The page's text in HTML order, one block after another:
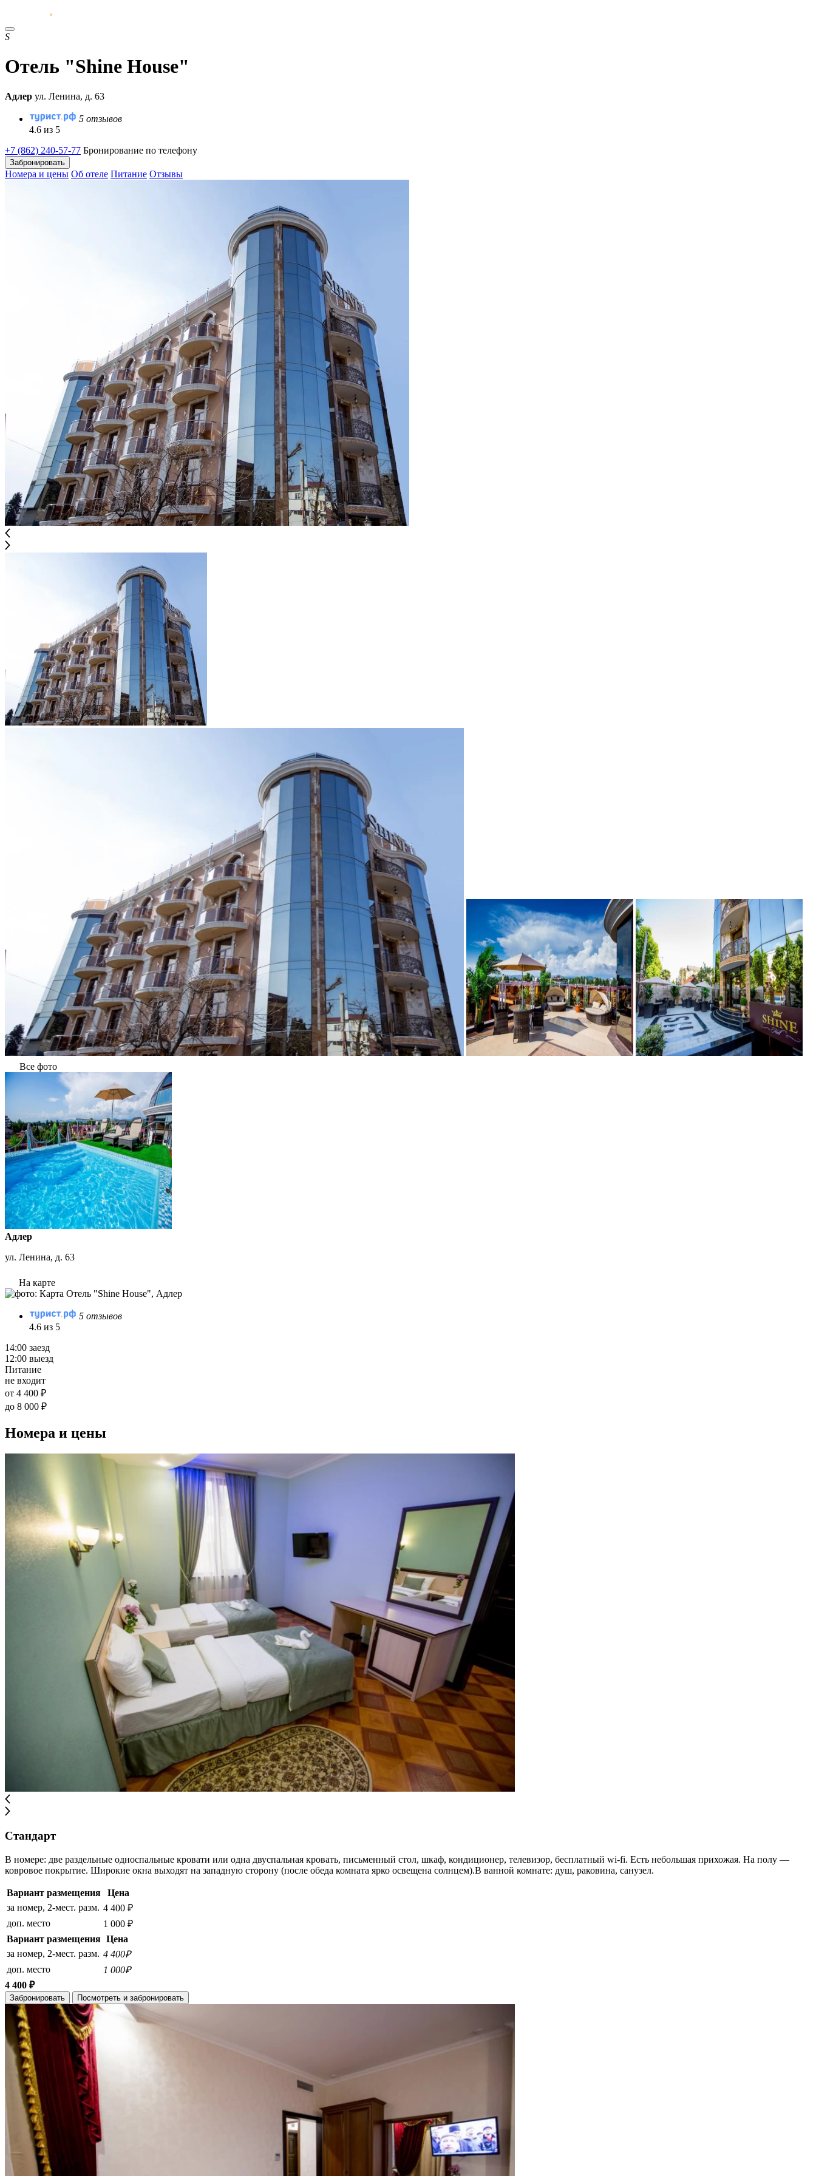
S
Отель "Shine House"
Адлер ул. Ленина, д. 63
5 отзывов
4.6 из 5
+7 (862) 240-57-77 Бронирование по телефону
Забронировать
Номера и цены Об отеле Питание Отзывы
Все фото
Адлер
ул. Ленина, д. 63
На карте
5 отзывов
4.6 из 5
14:00 заезд
12:00 выезд
Питание
не входит
от 4 400 ₽
до 8 000 ₽
Номера и цены
Стандарт
В номере: две раздельные односпальные кровати или одна двуспальная кровать, письменный стол, шкаф, кондиционер, телевизор, бесплатный wi-fi. Есть небольшая прихожая. На полу —
ковровое покрытие. Широкие окна выходят на западную сторону (после обеда комната ярко освещена солнцем).В ванной комнате: душ, раковина, санузел.
Вариант размещения
Цена
за номер, 2-мест. разм. 4 400 ₽
доп. место
1 000 ₽
Вариант размещения Цена
за номер, 2-мест. разм. 4 400₽
доп. место
1 000₽
4 400 ₽
Забронировать Посмотреть и забронировать